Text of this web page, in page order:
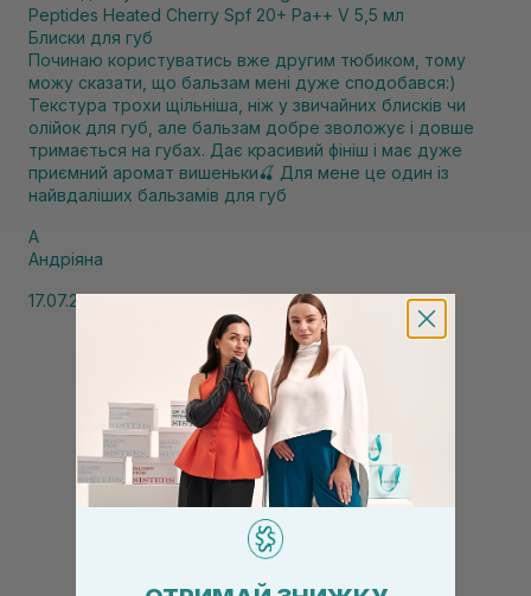
Peptides Heated Cherry Spf 20+ Pa++ V 5,5 мл
Блиски для губ
Починаю користуватись вже другим тюбиком, тому
можу сказати, що бальзам мені дуже сподобався:)
Текстура трохи щільніша, ніж у звичайних блисків чи
олійок для губ, але бальзам добре зволожує і довше
тримається на губах. Дає красивий фініш і має дуже
приємний аромат вишеньки🍒 Для мене це один із
найвдаліших бальзамів для губ
А
Андріяна
17.07.2026, 16:27